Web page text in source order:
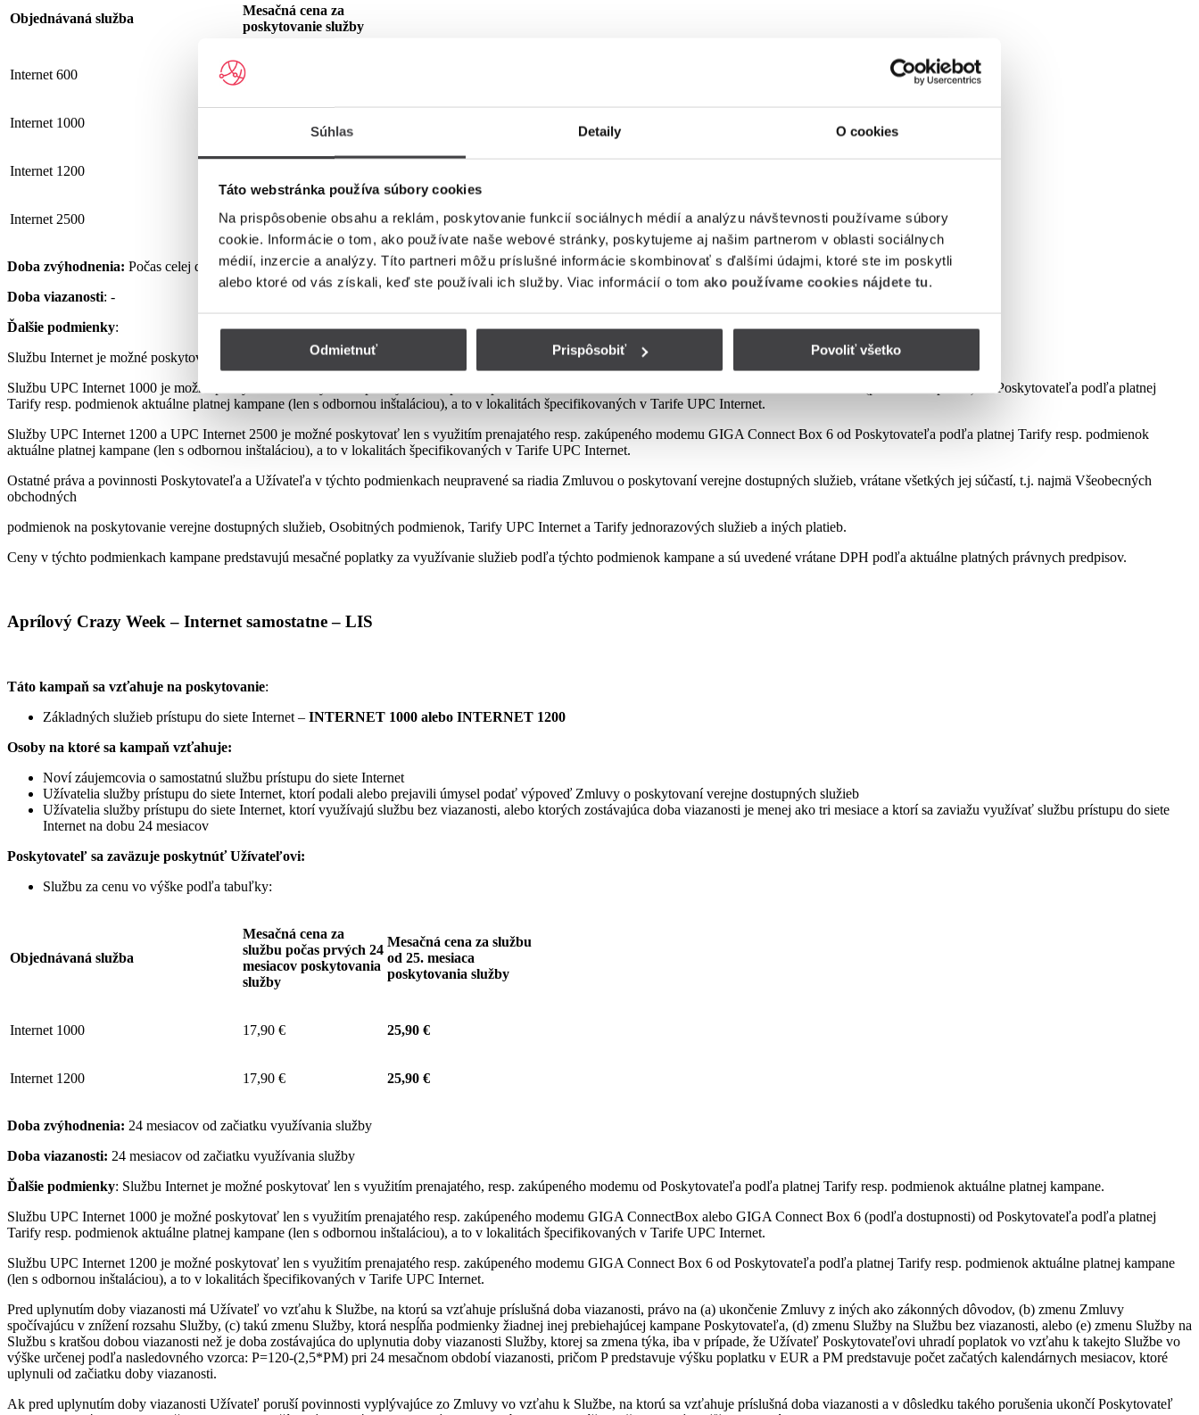
Súhlas Detaily O cookies
Táto webstránka používa súbory cookies
Na prispôsobenie obsahu a reklám, poskytovanie funkcií sociálnych médií a analýzu návštevnosti používame súbory
cookie. Informácie o tom, ako používate naše webové stránky, poskytujeme aj našim partnerom v oblasti sociálnych
médií, inzercie a analýzy. Títo partneri môžu príslušné informácie skombinovať s ďalšími údajmi, ktoré ste im poskytli
alebo ktoré od vás získali, keď ste používali ich služby. Viac informácií o tom ako používame cookies nájdete tu.
Odmietnuť Prispôsobiť Povoliť všetko
Objednávaná služba
Mesačná cena za
poskytovanie služby
Internet 600 19,90 €
Internet 1000
Internet 1200
Internet 2500 32,90 €
Doba zvýhodnenia: Počas celej doby využívania Služby podľa podmienok tejto kampane
Doba viazanosti: -
Ďalšie podmienky:
Službu Internet je možné poskytovať len s využitím prenajatého, resp. zakúpeného modemu od Poskytovateľa podľa platnej Tarify resp. podmienok aktuálne platnej kampane.
Službu UPC Internet 1000 je možné poskytovať len s využitím prenajatého resp. zakúpeného modemu GIGA ConnectBox alebo GIGA Connect Box 6 (podľa dostupnosti) od Poskytovateľa podľa platnej
Tarify resp. podmienok aktuálne platnej kampane (len s odbornou inštaláciou), a to v lokalitách špecifikovaných v Tarife UPC Internet.
Služby UPC Internet 1200 a UPC Internet 2500 je možné poskytovať len s využitím prenajatého resp. zakúpeného modemu GIGA Connect Box 6 od Poskytovateľa podľa platnej Tarify resp. podmienok
aktuálne platnej kampane (len s odbornou inštaláciou), a to v lokalitách špecifikovaných v Tarife UPC Internet.
Ostatné práva a povinnosti Poskytovateľa a Užívateľa v týchto podmienkach neupravené sa riadia Zmluvou o poskytovaní verejne dostupných služieb, vrátane všetkých jej súčastí, t.j. najmä Všeobecných
obchodných
podmienok na poskytovanie verejne dostupných služieb, Osobitných podmienok, Tarify UPC Internet a Tarify jednorazových služieb a iných platieb.
Ceny v týchto podmienkach kampane predstavujú mesačné poplatky za využívanie služieb podľa týchto podmienok kampane a sú uvedené vrátane DPH podľa aktuálne platných právnych predpisov.
Aprílový Crazy Week – Internet samostatne – LIS
Táto kampaň sa vzťahuje na poskytovanie:
Základných služieb prístupu do siete Internet – INTERNET 1000 alebo INTERNET 1200
Osoby na ktoré sa kampaň vzťahuje:
Noví záujemcovia o samostatnú službu prístupu do siete Internet
Užívatelia služby prístupu do siete Internet, ktorí podali alebo prejavili úmysel podať výpoveď Zmluvy o poskytovaní verejne dostupných služieb
Užívatelia služby prístupu do siete Internet, ktorí využívajú službu bez viazanosti, alebo ktorých zostávajúca doba viazanosti je menej ako tri mesiace a ktorí sa zaviažu využívať službu prístupu do siete
Internet na dobu 24 mesiacov
Poskytovateľ sa zaväzuje poskytnúť Užívateľovi:
Službu za cenu vo výške podľa tabuľky:
Objednávaná služba
Mesačná cena za
službu počas prvých 24
mesiacov poskytovania
služby
Mesačná cena za službu
od 25. mesiaca
poskytovania služby
Internet 1000 17,90 € 25,90 €
Internet 1200 17,90 € 25,90 €
Doba zvýhodnenia: 24 mesiacov od začiatku využívania služby
Doba viazanosti: 24 mesiacov od začiatku využívania služby
Ďalšie podmienky: Službu Internet je možné poskytovať len s využitím prenajatého, resp. zakúpeného modemu od Poskytovateľa podľa platnej Tarify resp. podmienok aktuálne platnej kampane.
Službu UPC Internet 1000 je možné poskytovať len s využitím prenajatého resp. zakúpeného modemu GIGA ConnectBox alebo GIGA Connect Box 6 (podľa dostupnosti) od Poskytovateľa podľa platnej
Tarify resp. podmienok aktuálne platnej kampane (len s odbornou inštaláciou), a to v lokalitách špecifikovaných v Tarife UPC Internet.
Službu UPC Internet 1200 je možné poskytovať len s využitím prenajatého resp. zakúpeného modemu GIGA Connect Box 6 od Poskytovateľa podľa platnej Tarify resp. podmienok aktuálne platnej kampane
(len s odbornou inštaláciou), a to v lokalitách špecifikovaných v Tarife UPC Internet.
Pred uplynutím doby viazanosti má Užívateľ vo vzťahu k Službe, na ktorú sa vzťahuje príslušná doba viazanosti, právo na (a) ukončenie Zmluvy z iných ako zákonných dôvodov, (b) zmenu Zmluvy
spočívajúcu v znížení rozsahu Služby, (c) takú zmenu Služby, ktorá nespĺňa podmienky žiadnej inej prebiehajúcej kampane Poskytovateľa, (d) zmenu Služby na Službu bez viazanosti, alebo (e) zmenu Služby na
Službu s kratšou dobou viazanosti než je doba zostávajúca do uplynutia doby viazanosti Služby, ktorej sa zmena týka, iba v prípade, že Užívateľ Poskytovateľovi uhradí poplatok vo vzťahu k takejto Službe vo
výške určenej podľa nasledovného vzorca: P=120-(2,5*PM) pri 24 mesačnom období viazanosti, pričom P predstavuje výšku poplatku v EUR a PM predstavuje počet začatých kalendárnych mesiacov, ktoré
uplynuli od začiatku doby viazanosti.
Ak pred uplynutím doby viazanosti Užívateľ poruší povinnosti vyplývajúce zo Zmluvy vo vzťahu k Službe, na ktorú sa vzťahuje príslušná doba viazanosti a v dôsledku takého porušenia ukončí Poskytovateľ